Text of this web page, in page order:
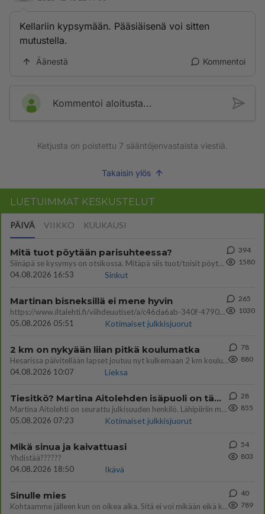
Kellariin kypsymään. Pääsiäisenä voi sitten
mutustella.
Äänestä Kommentoi
Kommentoi aloitusta...
Ketjusta on poistettu 7 sääntöjenvastaista viestiä.
Takaisin ylös
LUETUIMMAT KESKUSTELUT
PÄIVÄ VIIKKO KUUKAUSI
Mitä tuot pöytään parisuhteessa?
Siinäpä se kysymys on otsikossa. Mitäpä siis tuot/toisit pöytään parisuhteessa? Oletko mies vai nainen? Koetko sen mitä
04.08.2026 16:53
Sinkut
394
1580
Martinan bisneksillä ei mene hyvin
https://www.iltalehti.fi/viihdeuutiset/a/c46da6ab-340f-4790-aaa7-0865eed2336 Yrityksen konkurssihakemus on tullut kärä
05.08.2026 05:51
Kotimaiset julkkisjuorut
265
1030
2 km on nykyään liian pitkä koulumatka
Hesarissa päivitellään lapset joutuu nyt kulkemaan 2 km kouluun jösses. Ruostefillarilla tuo matka menee vaikka miten äk
04.08.2026 10:07
Lieksa
78
880
Tiesitkö? Martina Aitolehden isäpuoli on tämä suosittu laulaja
Martina Aitolehti on seurattu julkisuuden henkilö. Lähipiiriin mahtuu muitakin tunnettuja henkilöitä. Tiesitkö, että Ma
05.08.2026 07:23
Kotimaiset julkkisjuorut
28
855
Mikä sinua ja kaivattuasi
Yhdistää??????
04.08.2026 18:50
Ikävä
54
803
Sinulle mies
Kohtaamme jälleen kun on oikea aika. Sitä ei voi mikään eikä kukaan estää <3 <3
40
789